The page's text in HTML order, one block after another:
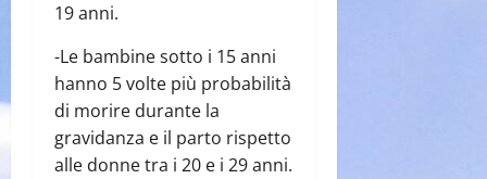
19 anni.
-Le bambine sotto i 15 anni
hanno 5 volte più probabilità
di morire durante la
gravidanza e il parto rispetto
alle donne tra i 20 e i 29 anni.